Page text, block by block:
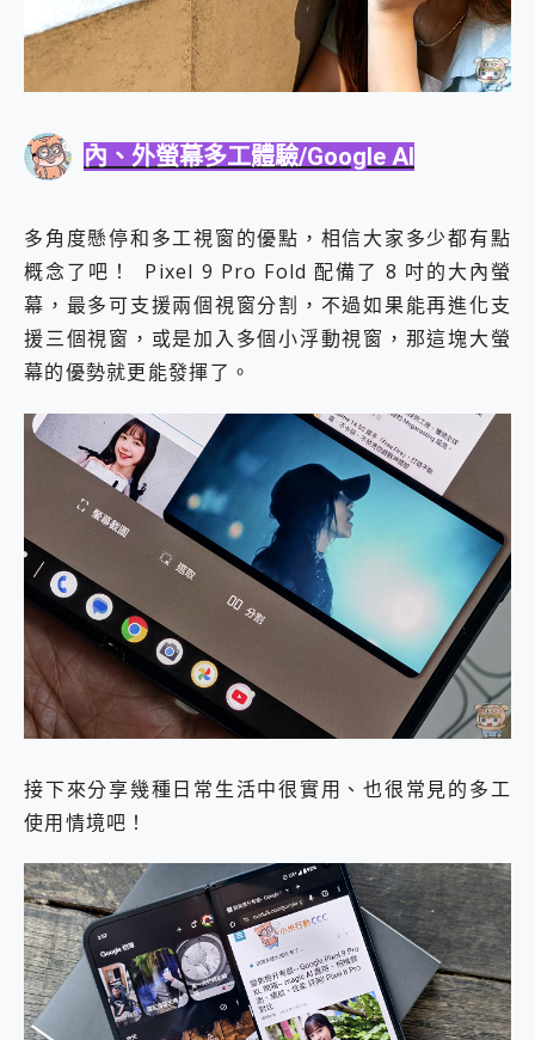
內、外螢幕多工體驗/Google AI
多角度懸停和多工視窗的優點，相信大家多少都有點
概念了吧！ Pixel 9 Pro Fold 配備了 8 吋的大內螢
幕，最多可支援兩個視窗分割，不過如果能再進化支
援三個視窗，或是加入多個小浮動視窗，那這塊大螢
幕的優勢就更能發揮了。
接下來分享幾種日常生活中很實用、也很常見的多工
使用情境吧！